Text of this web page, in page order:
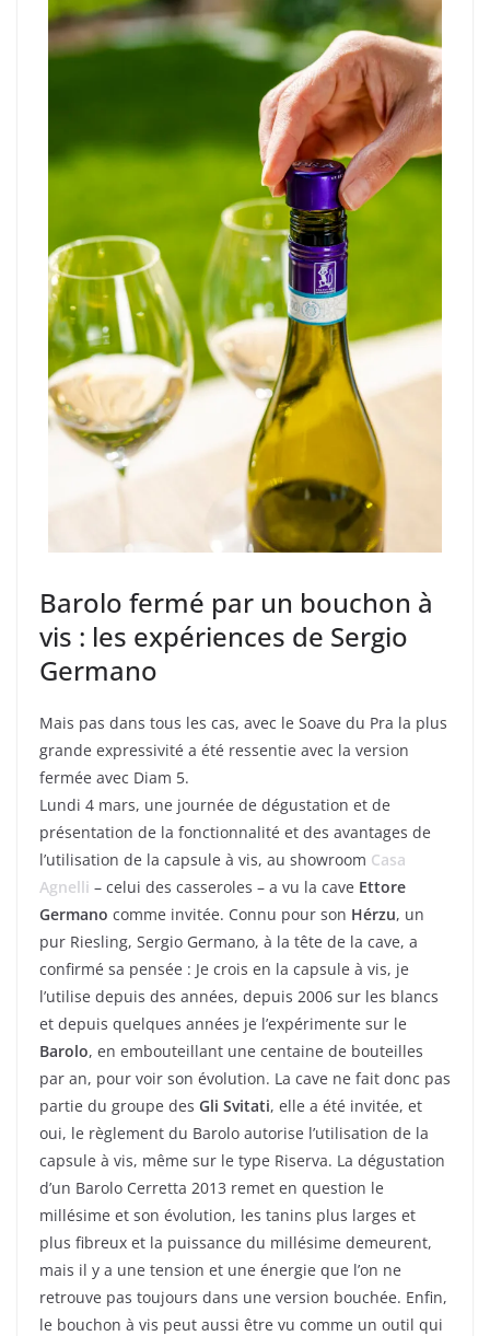
Barolo fermé par un bouchon à
vis : les expériences de Sergio
Germano
Mais pas dans tous les cas, avec le Soave du Pra la plus
grande expressivité a été ressentie avec la version
fermée avec Diam 5.
Lundi 4 mars, une journée de dégustation et de
présentation de la fonctionnalité et des avantages de
l’utilisation de la capsule à vis, au showroom Casa
Agnelli – celui des casseroles – a vu la cave Ettore
Germano comme invitée. Connu pour son Hérzu, un
pur Riesling, Sergio Germano, à la tête de la cave, a
confirmé sa pensée : Je crois en la capsule à vis, je
l’utilise depuis des années, depuis 2006 sur les blancs
et depuis quelques années je l’expérimente sur le
Barolo, en embouteillant une centaine de bouteilles
par an, pour voir son évolution. La cave ne fait donc pas
partie du groupe des Gli Svitati, elle a été invitée, et
oui, le règlement du Barolo autorise l’utilisation de la
capsule à vis, même sur le type Riserva. La dégustation
d’un Barolo Cerretta 2013 remet en question le
millésime et son évolution, les tanins plus larges et
plus fibreux et la puissance du millésime demeurent,
mais il y a une tension et une énergie que l’on ne
retrouve pas toujours dans une version bouchée. Enfin,
le bouchon à vis peut aussi être vu comme un outil qui